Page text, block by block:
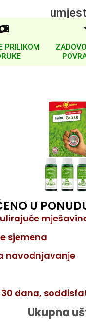
PRILIKOM
U
sjemena
navodnjavanje
dana,
Ukupna